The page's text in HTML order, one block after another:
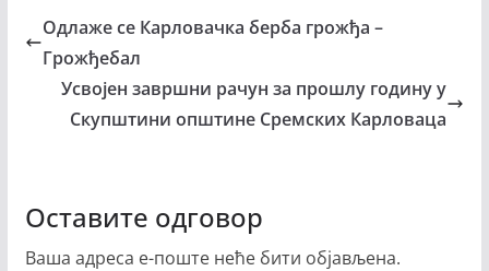
Одлаже се Карловачка берба грожђа –
Грожђебал
Усвојен завршни рачун за прошлу годину у
Скупштини општине Сремских Карловаца
Оставите одговор
Ваша адреса е-поште неће бити објављена.